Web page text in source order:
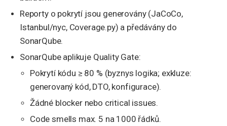
Reporty o pokrytí jsou generovány (JaCoCo,
Istanbul/nyc, Coverage.py) a předávány do
SonarQube.
SonarQube aplikuje Quality Gate:
Pokrytí kódu ≥ 80 % (byznys logika; exkluze:
generovaný kód, DTO, konfigurace).
Žádné blocker nebo critical issues.
Code smells max. 5 na 1000 řádků.